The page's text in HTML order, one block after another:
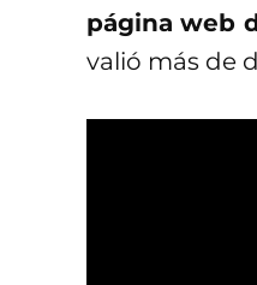
página web
valió más de